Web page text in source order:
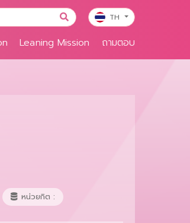
TH
Leaning Mission ถามตอบ
หน่วยกิต :